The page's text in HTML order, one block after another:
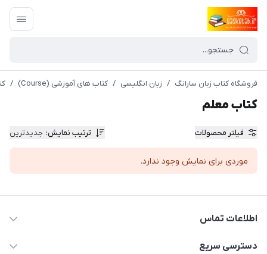
فروشگاه کتاب زبان سارانگ / زبان انگلیسی / کتاب های آموزشی (Course) /
کتاب معلم
فیلتر محصولات ترتیب نمایش: جدیدترین
موردی برای نمایش وجود ندارد.
اطلاعات تماس
09371742423
دسترسی سریع